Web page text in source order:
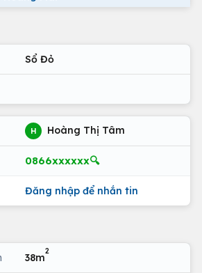
Sổ Đỏ
H Hoàng Thị Tâm
0866xxxxxx🔍
Đăng nhập để nhắn tin
38m
2